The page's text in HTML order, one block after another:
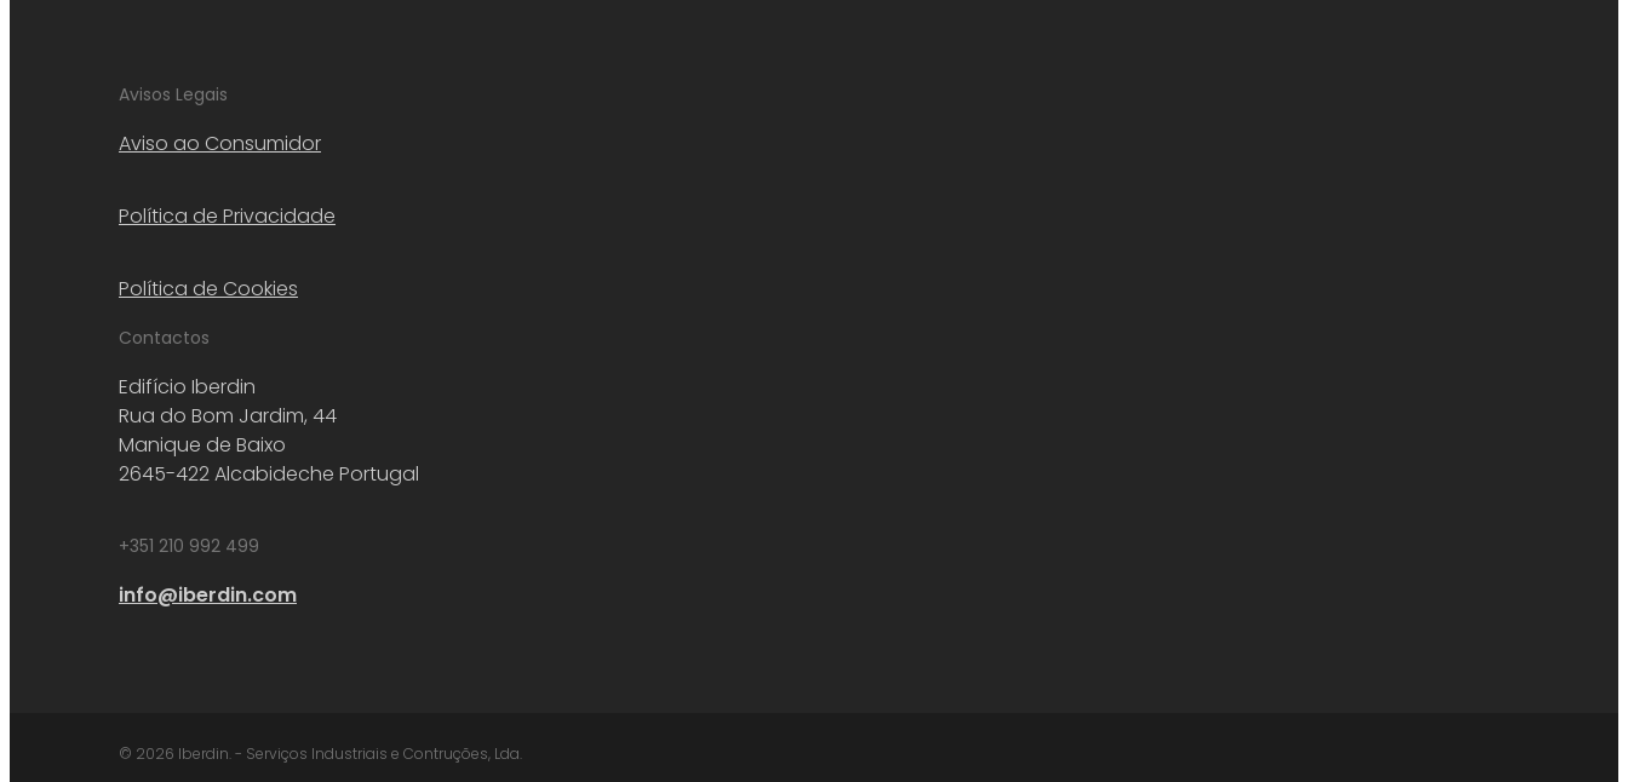
Avisos Legais
Aviso ao Consumidor
Política de Privacidade
Política de Cookies
Contactos
Edifício Iberdin
Rua do Bom Jardim, 44
Manique de Baixo
2645-422 Alcabideche Portugal
+351 210 992 499
info@iberdin.com
© 2026 Iberdin. - Serviços Industriais e Contruções, Lda.